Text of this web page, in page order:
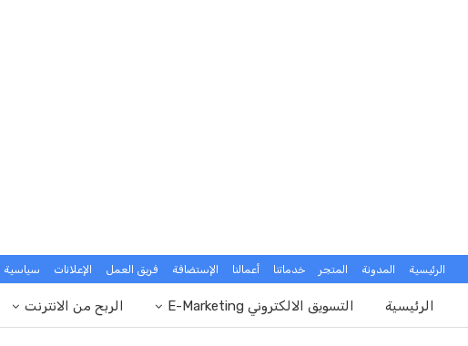
الرئيسية المدونة المتجر خدماتنا أعمالنا الإستضافة فريق العمل الإعلانات سياسية
الرئيسية التسويق الالكتروني E-Marketing الربح من الانترنت